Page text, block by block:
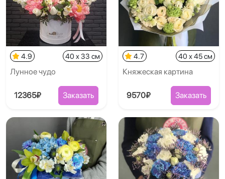
4.9 40 x 33 см
Лунное чудо
12365₽ Заказать
4.7 40 x 45 см
Княжеская картина
9570₽ Заказать